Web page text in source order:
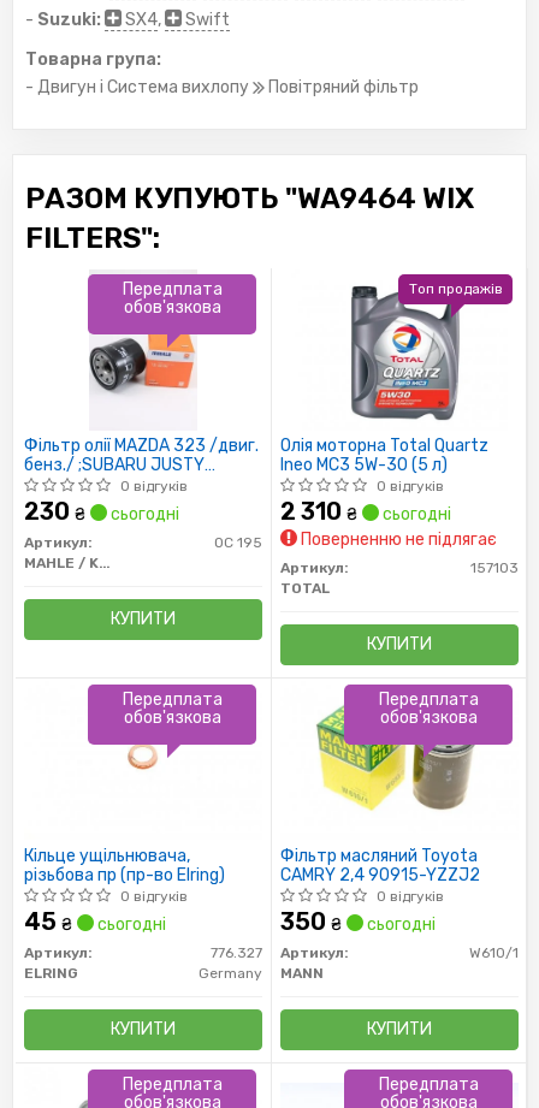
- Suzuki: SX4,
Swift
Товарна група:
- Двигун і Система вихлопу
Повітряний фільтр
РАЗОМ КУПУЮТЬ "WA9464 WIX
FILTERS":
Фільтр олії MAZDA 323 /двиг.
бенз./ ;SUBARU JUSTY
H=65MM
0 відгуків
230 ₴ сьогодні
Артикул:
OC 195
MAHLE / KNECHT
КУПИТИ
Передплата
обов'язкова
Олія моторна Total Quartz
Ineo MC3 5W-30 (5 л)
0 відгуків
2 310 ₴
сьогодні
Поверненню не підлягає
Артикул:
157103
TOTAL
КУПИТИ
Топ продажів
Кільце ущільнювача,
різьбова пр (пр-во Elring)
0 відгуків
45 ₴ сьогодні
Артикул:
776.327
ELRING
Germany
КУПИТИ
Передплата
обов'язкова
Фільтр масляний Toyota
CAMRY 2,4 90915-YZZJ2
0 відгуків
350 ₴ сьогодні
Артикул:
W610/1
MANN
КУПИТИ
Передплата
обов'язкова
Передплата
обов'язкова
Передплата
обов'язкова